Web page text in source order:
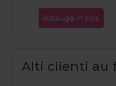
Adauga in cos
Alti clienti au